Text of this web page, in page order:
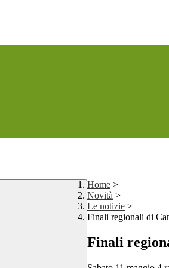
Home >
Novità >
Le notizie >
Finali regionali di
Finali